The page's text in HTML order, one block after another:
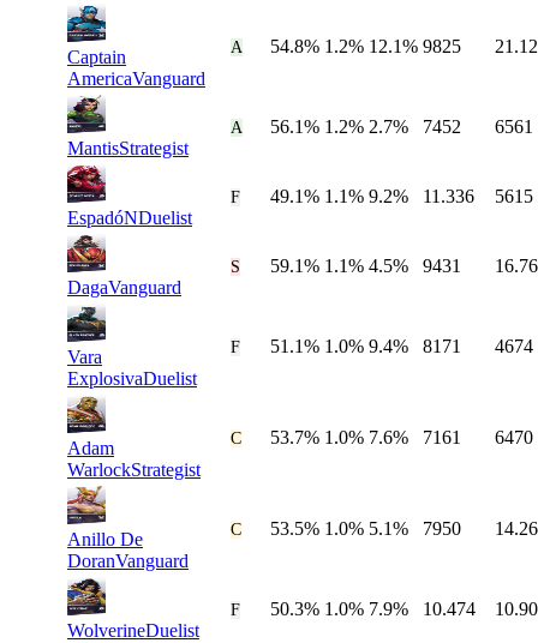
Captain
AmericaVanguard
A 54.8% 1.2% 12.1% 9825
MantisStrategist
A 56.1% 1.2% 2.7% 7452 6561
EspadóNDuelist
F 49.1% 1.1% 9.2% 11.336 5615
DagaVanguard
S 59.1% 1.1% 4.5% 9431
Vara
ExplosivaDuelist
F 51.1% 1.0% 9.4% 8171 4674
Adam
WarlockStrategist
C 53.7% 1.0% 7.6% 7161 6470
Anillo De
DoranVanguard
C 53.5% 1.0% 5.1% 7950
WolverineDuelist
F 50.3% 1.0% 7.9% 10.474